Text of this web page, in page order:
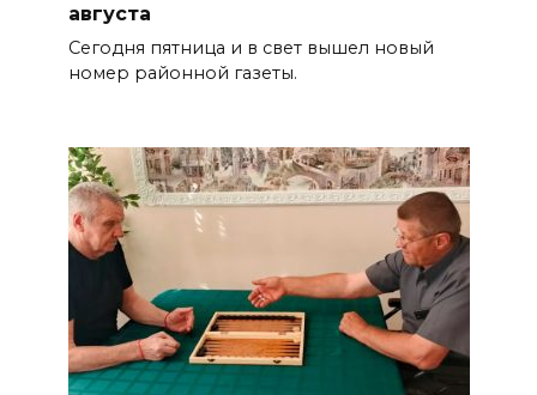
августа
Сегодня пятница и в свет вышел новый
номер районной газеты.